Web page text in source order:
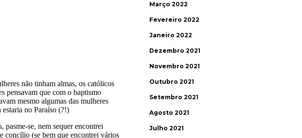
Março 2022
Fevereiro 2022
Janeiro 2022
Dezembro 2021
Novembro 2021
Outubro 2021
Setembro 2021
Agosto 2021
Julho 2021